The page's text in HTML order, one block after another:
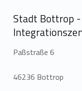
Stadt Bottrop
Paßstraße 6
46236 Bottrop